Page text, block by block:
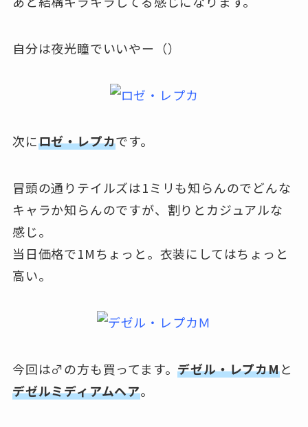
自分は夜光瞳でいいやー（）
次にロゼ・レプカです。
冒頭の通りテイルズは1ミリも知らんのでどんな
キャラか知らんのですが、割りとカジュアルな
感じ。
当日価格で1Mちょっと。衣装にしてはちょっと
高い。
今回は♂の方も買ってます。デゼル・レプカMと
デゼルミディアムヘア。